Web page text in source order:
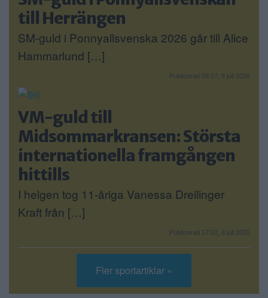
till Herrängen
SM-guld i Ponnyallsvenska 2026 går till Alice
Hammarlund […]
Publicerad 08:17, 9 juli 2026
VM-guld till
Midsommarkransen: Största
internationella framgången
hittills
I helgen tog 11-åriga Vanessa Dreilinger
Kraft från […]
Publicerad 17:02, 6 juli 2026
Fler sportartiklar »